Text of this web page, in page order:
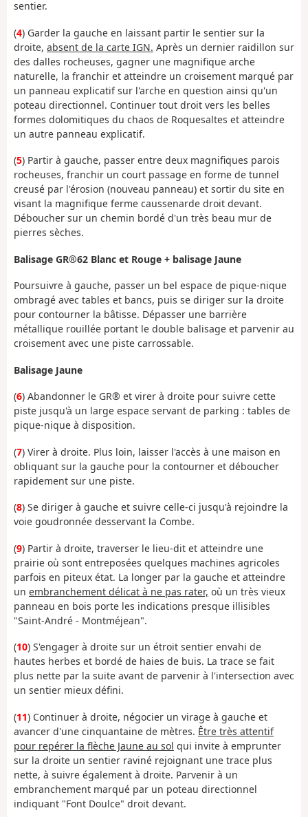
sentier.
(4) Garder la gauche en laissant partir le sentier sur la
droite, absent de la carte IGN. Après un dernier raidillon sur
des dalles rocheuses, gagner une magnifique arche
naturelle, la franchir et atteindre un croisement marqué par
un panneau explicatif sur l'arche en question ainsi qu'un
poteau directionnel. Continuer tout droit vers les belles
formes dolomitiques du chaos de Roquesaltes et atteindre
un autre panneau explicatif.
(5) Partir à gauche, passer entre deux magnifiques parois
rocheuses, franchir un court passage en forme de tunnel
creusé par l'érosion (nouveau panneau) et sortir du site en
visant la magnifique ferme caussenarde droit devant.
Déboucher sur un chemin bordé d'un très beau mur de
pierres sèches.
Balisage GR®62 Blanc et Rouge + balisage Jaune
Poursuivre à gauche, passer un bel espace de pique-nique
ombragé avec tables et bancs, puis se diriger sur la droite
pour contourner la bâtisse. Dépasser une barrière
métallique rouillée portant le double balisage et parvenir au
croisement avec une piste carrossable.
Balisage Jaune
(6) Abandonner le GR® et virer à droite pour suivre cette
piste jusqu'à un large espace servant de parking : tables de
pique-nique à disposition.
(7) Virer à droite. Plus loin, laisser l'accès à une maison en
obliquant sur la gauche pour la contourner et déboucher
rapidement sur une piste.
(8) Se diriger à gauche et suivre celle-ci jusqu'à rejoindre la
voie goudronnée desservant la Combe.
(9) Partir à droite, traverser le lieu-dit et atteindre une
prairie où sont entreposées quelques machines agricoles
parfois en piteux état. La longer par la gauche et atteindre
un embranchement délicat à ne pas rater, où un très vieux
panneau en bois porte les indications presque illisibles
"Saint-André - Montméjean".
(10) S'engager à droite sur un étroit sentier envahi de
hautes herbes et bordé de haies de buis. La trace se fait
plus nette par la suite avant de parvenir à l'intersection avec
un sentier mieux défini.
(11) Continuer à droite, négocier un virage à gauche et
avancer d'une cinquantaine de mètres. Être très attentif
pour repérer la flèche Jaune au sol qui invite à emprunter
sur la droite un sentier raviné rejoignant une trace plus
nette, à suivre également à droite. Parvenir à un
embranchement marqué par un poteau directionnel
indiquant "Font Doulce" droit devant.